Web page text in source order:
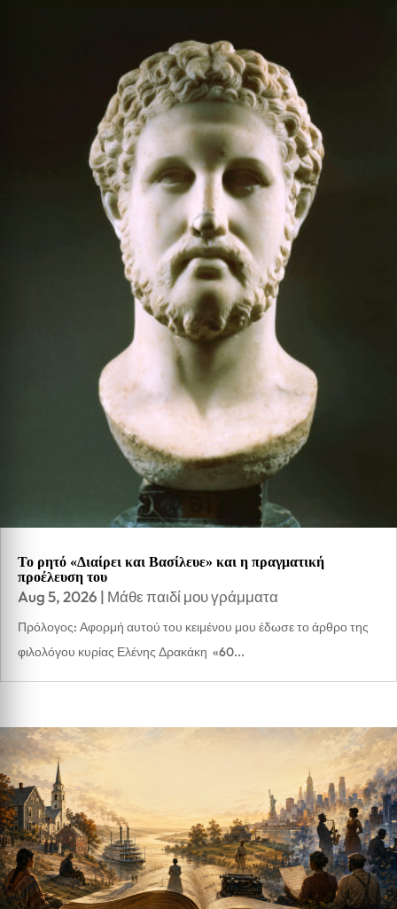
Το ρητό «Διαίρει και Βασίλευε» και η πραγματική
προέλευση του
Aug 5, 2026 | Μάθε παιδί μου γράμματα
Πρόλογος: Αφορμή αυτού του κειμένου μου έδωσε το άρθρο της
φιλολόγου κυρίας Ελένης Δρακάκη «60...